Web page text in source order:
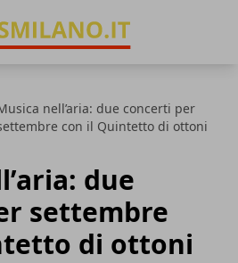
nell’aria: due concerti per
con il Quintetto di ottoni
due
settembre
di ottoni